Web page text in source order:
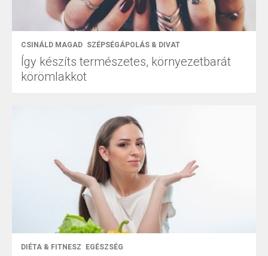
CSINÁLD MAGAD SZÉPSÉGÁPOLÁS & DIVAT
Így készíts természetes, környezetbarát
körömlakkot
DIÉTA & FITNESZ EGÉSZSÉG